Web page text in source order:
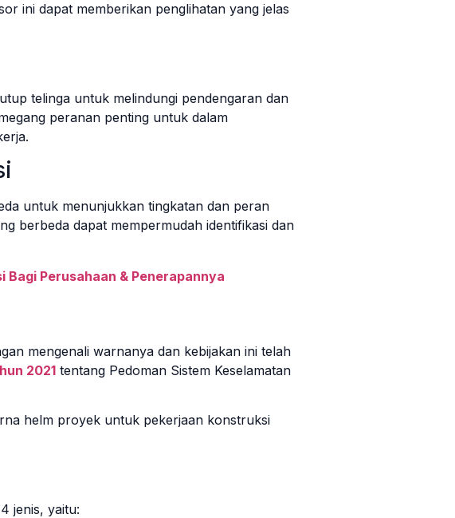
ini dapat memberikan penglihatan yang jelas
telinga untuk melindungi pendengaran dan
peranan penting untuk dalam
untuk menunjukkan tingkatan dan peran
berbeda dapat mempermudah identifikasi dan
Bagi Perusahaan & Penerapannya
mengenali warnanya dan kebijakan ini telah
2021 tentang Pedoman Sistem Keselamatan
helm proyek untuk pekerjaan konstruksi
jenis, yaitu: